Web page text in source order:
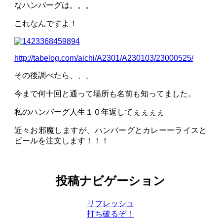
なハンバーグは。。。
これなんですよ！
http://tabelog.com/aichi/A2301/A230103/23000525/
その後調べたら、、、
今まで何十回と通って場所も名前も知ってました。
私のハンバーグ人生１０年返してぇぇぇぇ
近々お邪魔しますが、ハンバーグとカレーーライスと
ビールを注文します！！！
投稿ナビゲーション
リフレッシュ
打ち破るぞ！